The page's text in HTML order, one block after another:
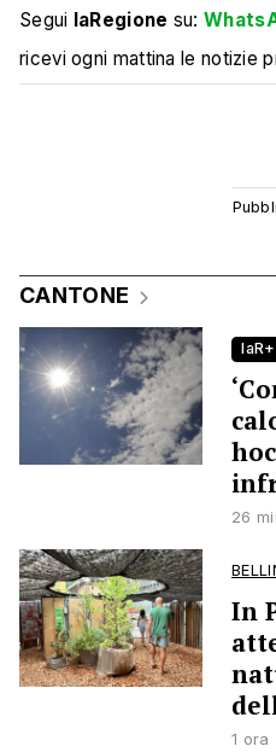
Segui laRegione su:
ricevi ogni mattina le notizie
CANTONE
laR+
26
In
1 ora